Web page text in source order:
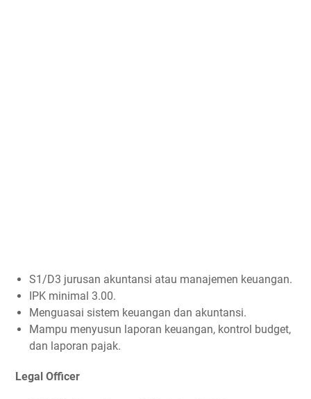
S1/D3 jurusan akuntansi atau manajemen keuangan.
IPK minimal 3.00.
Menguasai sistem keuangan dan akuntansi.
Mampu menyusun laporan keuangan, kontrol budget,
dan laporan pajak.
Legal Officer